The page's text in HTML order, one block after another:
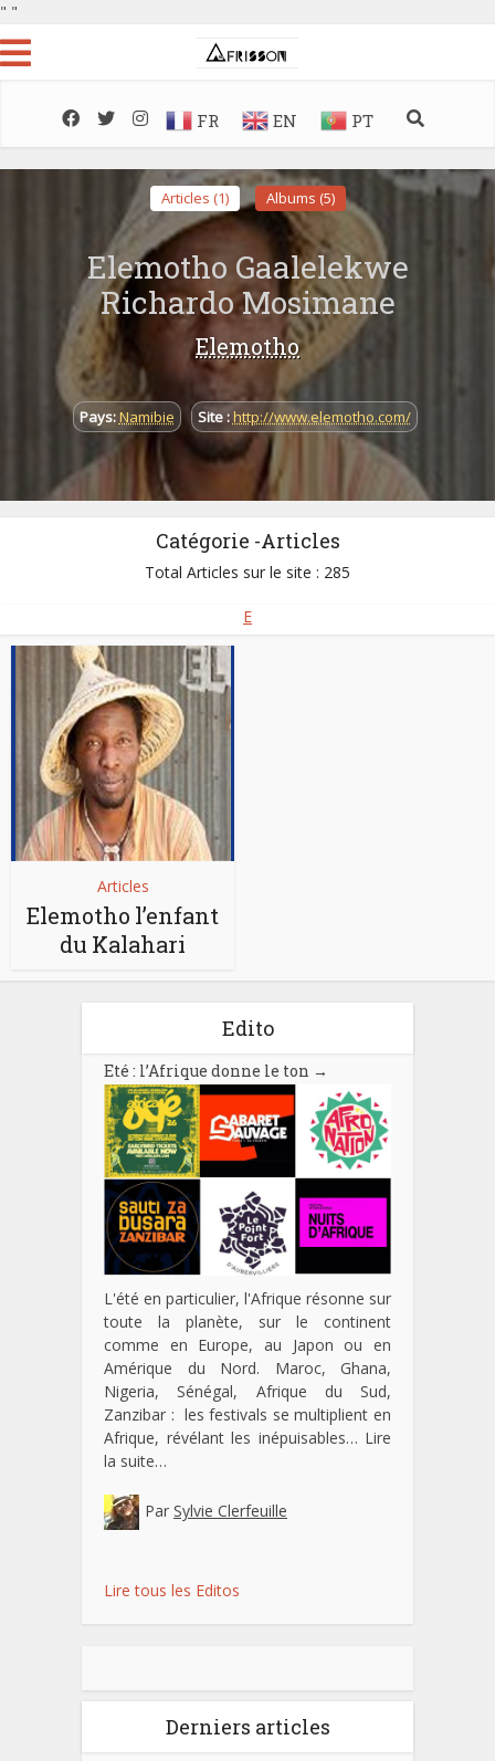
" "
FR EN PT
Articles (1) Albums (5)
Elemotho Gaalelekwe
Richardo Mosimane
Elemotho
Pays:Namibie Site :http://www.elemotho.com/
Catégorie -Articles
Total Articles sur le site : 285
E
Articles
Elemotho l’enfant
du Kalahari
Edito
Eté : l’Afrique donne le ton →
L'été en particulier, l'Afrique résonne sur
toute la planète, sur le continent
comme en Europe, au Japon ou en
Amérique du Nord. Maroc, Ghana,
Nigeria, Sénégal, Afrique du Sud,
Zanzibar : les festivals se multiplient en
Afrique, révélant les inépuisables… Lire
la suite…
Par Sylvie Clerfeuille
Lire tous les Editos
Derniers articles